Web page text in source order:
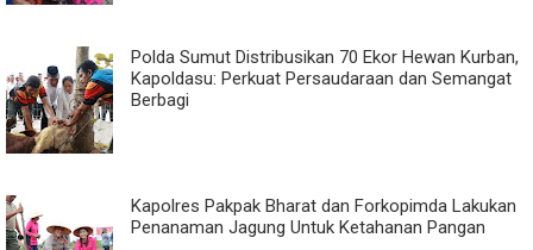
Polda Sumut Distribusikan 70 Ekor Hewan Kurban,
Kapoldasu: Perkuat Persaudaraan dan Semangat
Berbagi
Kapolres Pakpak Bharat dan Forkopimda Lakukan
Penanaman Jagung Untuk Ketahanan Pangan